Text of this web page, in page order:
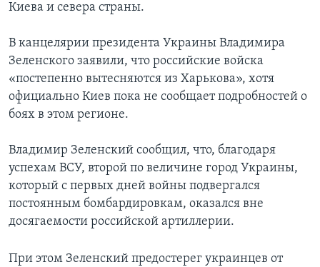
Киева и севера страны.
В канцелярии президента Украины Владимира
Зеленского заявили, что российские войска
«постепенно вытесняются из Харькова», хотя
официально Киев пока не сообщает подробностей о
боях в этом регионе.
Владимир Зеленский сообщил, что, благодаря
успехам ВСУ, второй по величине город Украины,
который с первых дней войны подвергался
постоянным бомбардировкам, оказался вне
досягаемости российской артиллерии.
При этом Зеленский предостерег украинцев от